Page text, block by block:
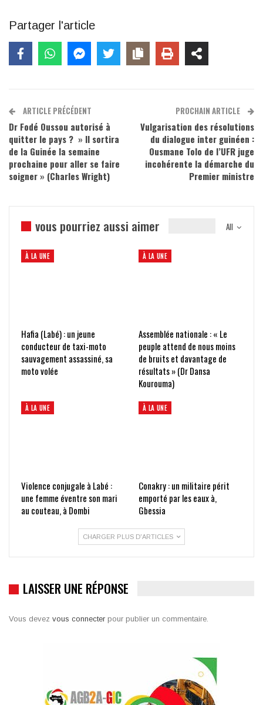
Partager l'article
ARTICLE PRÉCÉDENT
Dr Fodé Oussou autorisé à
quitter le pays ? » Il sortira
de la Guinée la semaine
prochaine pour aller se faire
soigner » (Charles Wright)
PROCHAIN ARTICLE
Vulgarisation des résolutions
du dialogue inter guinéen :
Ousmane Tolo de l’UFR juge
incohérente la démarche du
Premier ministre
All
vous pourriez aussi aimer
À LA UNE
Hafia (Labé) : un jeune
conducteur de taxi-moto
sauvagement assassiné, sa
moto volée
À LA UNE
Assemblée nationale : « Le
peuple attend de nous moins
de bruits et davantage de
résultats » (Dr Dansa
Kourouma)
À LA UNE
Violence conjugale à Labé :
une femme éventre son mari
au couteau, à Dombi
À LA UNE
Conakry : un militaire périt
emporté par les eaux à,
Gbessia
CHARGER PLUS D'ARTICLES
LAISSER UNE RÉPONSE
Vous devez vous connecter pour publier un commentaire.